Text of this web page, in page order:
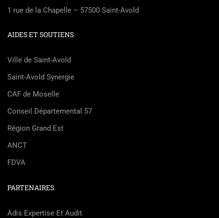
1 rue de la Chapelle – 57500 Saint-Avold
AIDES ET SOUTIENS
Ville de Saint-Avold
Saint-Avold Synergie
CAF de Moselle
Conseil Départemental 57
Région Grand Est
ANCT
FDVA
PARTENAIRES
Adis Expertise Et Audit